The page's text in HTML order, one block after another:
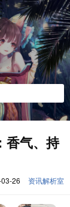
香气、持
26 资讯解析室